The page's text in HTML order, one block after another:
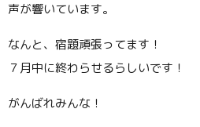
声が響いています。
なんと、宿題頑張ってます！
７月中に終わらせるらしいです！
がんばれみんな！